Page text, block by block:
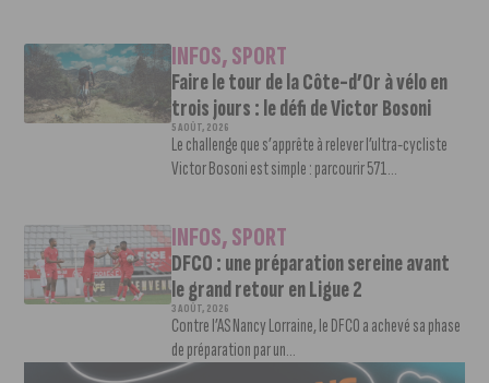
INFOS,SPORT
Faire le tour de la Côte-d’Or à vélo en
trois jours : le défi de Victor Bosoni
5 AOÛT, 2026
Le challenge que s’apprête à relever l’ultra-cycliste
Victor Bosoni est simple : parcourir 571...
INFOS,SPORT
DFCO : une préparation sereine avant
le grand retour en Ligue 2
3 AOÛT, 2026
Contre l’AS Nancy Lorraine, le DFCO a achevé sa phase
de préparation par un...